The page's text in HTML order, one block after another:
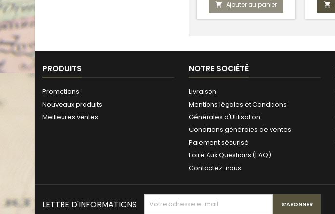
 Ajouter au panier 
PRODUITS
Promotions
Nouveaux produits
Meilleures ventes
NOTRE SOCIÉTÉ
Livraison
Mentions légales et Conditions
Générales d'Utilisation
Conditions générales de ventes
Paiement sécurisé
Foire Aux Questions (FAQ)
Contactez-nous
LETTRE D'INFORMATIONS